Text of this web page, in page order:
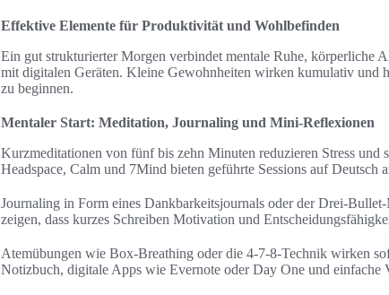
Effektive Elemente für Produktivität und Wohlbefinden
Ein gut strukturierter Morgen verbindet mentale Ruhe, körperliche
mit digitalen Geräten. Kleine Gewohnheiten wirken kumulativ und
zu beginnen.
Mentaler Start: Meditation, Journaling und Mini-Reflexionen
Kurzmeditationen von fünf bis zehn Minuten reduzieren Stress
Headspace, Calm und 7Mind bieten geführte Sessions auf Deutsch
Journaling in Form eines Dankbarkeitsjournals oder der Drei-
zeigen, dass kurzes Schreiben Motivation und
Atemübungen wie Box-Breathing oder die 4-7-8-Technik wirken
Notizbuch, digitale Apps wie Evernote oder Day One und einfache